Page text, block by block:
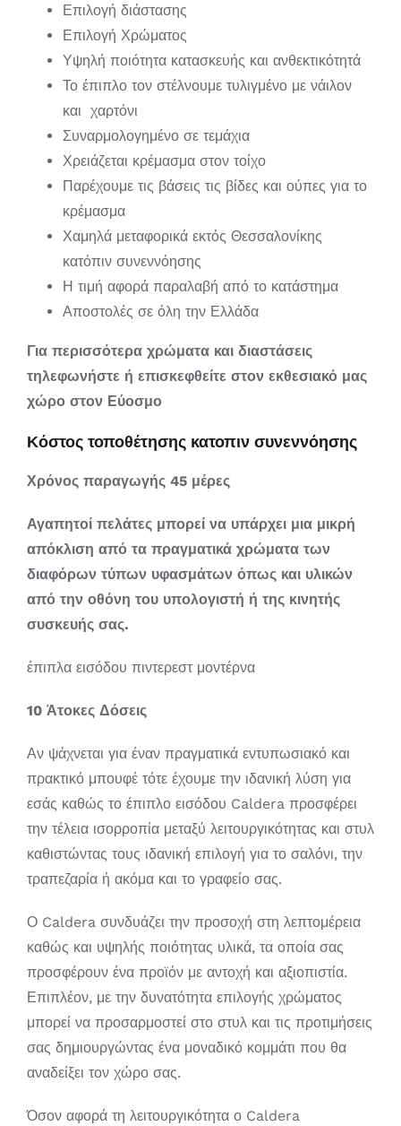
Επιλογή διάστασης
Επιλογή Χρώματος
Υψηλή ποιότητα κατασκευής και ανθεκτικότητά
Το έπιπλο τον στέλνουμε τυλιγμένο με νάιλον
και χαρτόνι
Συναρμολογημένο σε τεμάχια
Χρειάζεται κρέμασμα στον τοίχο
Παρέχουμε τις βάσεις τις βίδες και ούπες για το
κρέμασμα
Χαμηλά μεταφορικά εκτός Θεσσαλονίκης
κατόπιν συνεννόησης
Η τιμή αφορά παραλαβή από το κατάστημα
Αποστολές σε όλη την Ελλάδα
Για περισσότερα χρώματα και διαστάσεις
τηλεφωνήστε ή επισκεφθείτε στον εκθεσιακό μας
χώρο στον Εύοσμο
Κόστος τοποθέτησης κατοπιν συνεννόησης
Χρόνος παραγωγής 45 μέρες
Αγαπητοί πελάτες μπορεί να υπάρχει μια μικρή
απόκλιση από τα πραγματικά χρώματα των
διαφόρων τύπων υφασμάτων όπως και υλικών
από την οθόνη του υπολογιστή ή της κινητής
συσκευής σας.
έπιπλα εισόδου πιντερεστ μοντέρνα
10 Άτοκες Δόσεις
Αν ψάχνεται για έναν πραγματικά εντυπωσιακό και
πρακτικό μπουφέ τότε έχουμε την ιδανική λύση για
εσάς καθώς το έπιπλο εισόδου Caldera προσφέρει
την τέλεια ισορροπία μεταξύ λειτουργικότητας και στυλ
καθιστώντας τους ιδανική επιλογή για το σαλόνι, την
τραπεζαρία ή ακόμα και το γραφείο σας.
Ο Caldera συνδυάζει την προσοχή στη λεπτομέρεια
καθώς και υψηλής ποιότητας υλικά, τα οποία σας
προσφέρουν ένα προϊόν με αντοχή και αξιοπιστία.
Επιπλέον, με την δυνατότητα επιλογής χρώματος
μπορεί να προσαρμοστεί στο στυλ και τις προτιμήσεις
σας δημιουργώντας ένα μοναδικό κομμάτι που θα
αναδείξει τον χώρο σας.
Όσον αφορά τη λειτουργικότητα ο Caldera